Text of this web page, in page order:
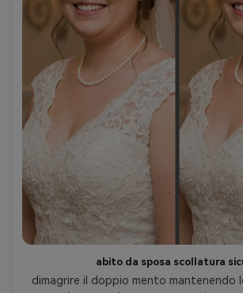
abito da sposa scollatura
dimagrire il doppio mento mantenendo